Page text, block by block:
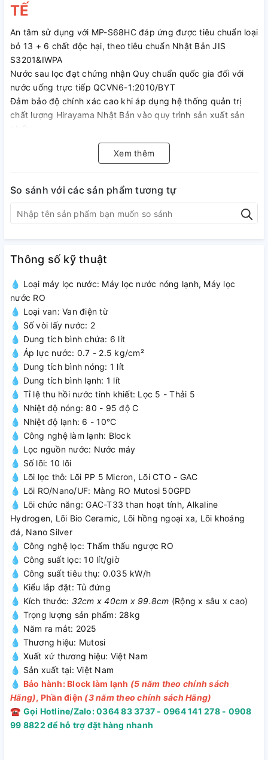
TẾ
An tâm sử dụng với MP-S68HC đáp ứng được tiêu chuẩn loại
bỏ 13 + 6 chất độc hại, theo tiêu chuẩn Nhật Bản JIS
S3201&IWPA
Nước sau lọc đạt chứng nhận Quy chuẩn quốc gia đối với
nước uống trực tiếp QCVN6-1:2010/BYT
Đảm bảo độ chính xác cao khi áp dụng hệ thống quản trị
chất lượng Hirayama Nhật Bản vào quy trình sản xuất sản
phẩm
NGUỒN NƯỚC CHUẨN SẠCH
AN TÂM
NƯỚC SẠCH CHUẨN TINH KHIẾT
VỚI 10 CẤP LỌC MẠNH MẼ, LỌC
SẠCH 99,99% TẠP CHẤT
3 Lõi lọc thô giúp loại bỏ rong rêu, bùn đất, rỉ sét, cát,... có
kích thước nhỏ đến 1 micron và các chất gây hữu cơ, gây
mùi trong nước. Nhờ đó, 3 lõi lọc thô góp phần bảo vệ màng
lọc RO khỏi cặn bẩn gây tắc​ màng
Nước sau khi lọc qua 3 lõi lọc thô sẽ được tiếp tục lọc tại
màng RO. Với khả năng loại bỏ hơn 99,99% clo, dầu, virus, vi
khuẩn, amip, asen, các ion kim loại và các chất độc hại
trong nước, cho nguồn nước sau lọc chuẩn tinh khiết
Để bổ sung các khoáng chất có lợi cho cơ thể, máy lọc nước
MP-S68HC trang bị cụm 6 lõi chức năng bao gồm: Lõi T33-
GAC, Lõi Hồng ngoại xa, Lõi Nano bạc, Lõi ORP Hydrogen,
kết hợp cùng Lõi Bio Ceramic & Lõi khoáng đá. Nước sau lọc
được khử mùi hiệu quả hơn, diệt khuẩn tốt hơn, bổ sung
khoáng chất và chất điện giải có lợi cho sức khỏe
Nước sau lọc loại bỏ 13+6 chất độc hại theo tiêu chuẩn JIS
S3201 & JWPA NHẬT BẢN và đạt chuẩn uống trực tiếp
QCVN6-1:2010/BYT​ CỦA BỘ Y TẾ
BỘ 3 LÕI LỌC THÔ CAO CẤP
Máy lọc nước MP-S68HC được trang bị ba loại lõi lọc thô,
góp phần vào quá trình bảo vệ độ bền của hệ thống lọc và
tạo ra nguồn nước chuẩn tinh khiết sau lọc.
Lõi PP 5 micron​ được sử dụng để loại bỏ rong rêu, bùn đất,
rỉ sét, sạn, cát...có kích thước lớn hơn 5 micron.
Tiếp đến là lõi Than hoạt tính CTO-GAC giúp loại bỏ Clo,
Chlorine dư thừa, chất hữu cơ, khí gây mùi trong
nước,...đồng thời bảo vệ các lõi lọc khác trong quá trình lọc.
Cuối cùng, lõi PP 1 micron​ giúp loại bỏ tạp chất có kích
thước lớn hơn 1 micron, bảo vệ màng lọc RO khỏi cặn bẩn
Xem thêm
So sánh với các sản phẩm tương tự
Thông số kỹ thuật
💧 Loại máy lọc nước: Máy lọc nước nóng lạnh, Máy lọc
nước RO
💧 Loại van: Van điện từ
💧 Số vòi lấy nước: 2
💧 Dung tích bình chứa: 6 lít
💧 Áp lực nước: 0.7 - 2.5 kg/cm²
💧 Dung tích bình nóng: 1 lít
💧 Dung tích bình lạnh: 1 lít
💧 Tỉ lệ thu hồi nước tinh khiết: Lọc 5 - Thải 5
💧 Nhiệt độ nóng: 80 - 95 độ C
💧 Nhiệt độ lạnh: 6 - 10°C
💧 Công nghệ làm lạnh: Block
💧 Lọc nguồn nước: Nước máy
💧 Số lõi: 10 lõi
💧 Lõi lọc thô: Lõi PP 5 Micron, Lõi CTO - GAC
💧 Lõi RO/Nano/UF: Màng RO Mutosi 50GPD
💧 Lõi chức năng: GAC-T33 than hoạt tính, Alkaline
Hydrogen, Lõi Bio Ceramic, Lõi hồng ngoại xa, Lõi khoáng
đá, Nano Silver
💧 Công nghệ lọc: Thẩm thấu ngược RO
💧 Công suất lọc: 10 lít/giờ
💧 Công suất tiêu thụ: 0.035 kW/h
💧 Kiểu lắp đặt: Tủ đứng
💧 Kích thước: 32cm x 40cm x 99.8cm (Rộng x sâu x cao)
💧 Trọng lượng sản phẩm: 28kg
💧 Năm ra mắt: 2025
💧 Thương hiệu: Mutosi
💧 Xuất xứ thương hiệu: Việt Nam
💧 Sản xuất tại: Việt Nam
💧 Bảo hành: Block làm lạnh (5 năm theo chính sách
Hãng), Phần điện (3 năm theo chính sách Hãng)
☎ Gọi Hotline/Zalo: 0364 83 3737 - 0964 141 278 - 0908
99 8822 để hỗ trợ đặt hàng nhanh